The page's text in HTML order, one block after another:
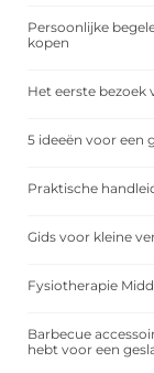
Persoonlijke
kopen
Het eerste bezoek
5 ideeën voor een
Praktische
Gids voor kleine
Fysiotherapie
Barbecue
hebt voor een